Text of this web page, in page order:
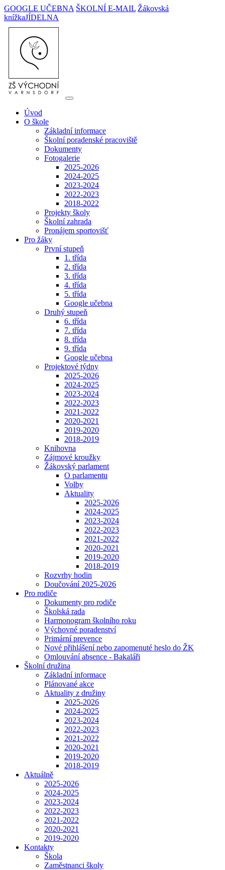
GOOGLE UČEBNA ŠKOLNÍ E-MAIL Žákovská
knížkaJÍDELNA
Úvod
O škole
Základní informace
Školní poradenské pracoviště
Dokumenty
Fotogalerie
2025-2026
2024-2025
2023-2024
2022-2023
2018-2022
Projekty školy
Školní zahrada
Pronájem sportovišť
Pro žáky
První stupeň
1. třída
2. třída
3. třída
4. třída
5. třída
Google učebna
Druhý stupeň
6. třída
7. třída
8. třída
9. třída
Google učebna
Projektové týdny
2025-2026
2024-2025
2023-2024
2022-2023
2021-2022
2020-2021
2019-2020
2018-2019
Knihovna
Zájmové kroužky
Žákovský parlament
O parlamentu
Volby
Aktuality
2025-2026
2024-2025
2023-2024
2022-2023
2021-2022
2020-2021
2019-2020
2018-2019
Rozvrhy hodin
Doučování 2025-2026
Pro rodiče
Dokumenty pro rodiče
Školská rada
Harmonogram školního roku
Výchovné poradenství
Primární prevence
Nové přihlášení nebo zapomenuté heslo do ŽK
Omlouvání absence - Bakaláři
Školní družina
Základní informace
Plánované akce
Aktuality z družiny
2025-2026
2024-2025
2023-2024
2022-2023
2021-2022
2020-2021
2019-2020
2018-2019
Aktuálně
2025-2026
2024-2025
2023-2024
2022-2023
2021-2022
2020-2021
2019-2020
Kontakty
Škola
Zaměstnanci školy